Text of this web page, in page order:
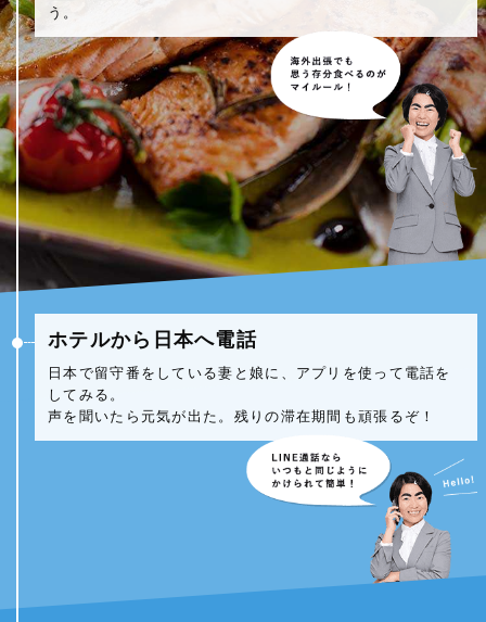
う。
ホテルから日本へ電話
日本で留守番をしている妻と娘に、アプリを使って電話を
してみる。
声を聞いたら元気が出た。残りの滞在期間も頑張るぞ！